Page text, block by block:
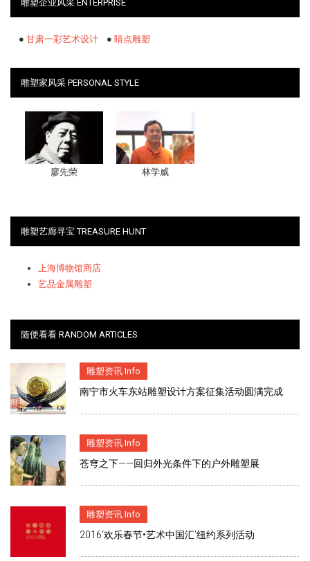
雕塑企业风采 ENTERPRISE
● 甘肃一彩艺术设计 ● 睛点雕塑
雕塑家风采 PERSONAL STYLE
廖先荣 林学威
雕塑艺廊寻宝 TREASURE HUNT
上海博物馆商店
艺品金属雕塑
随便看看 RANDOM ARTICLES
雕塑资讯 Info
南宁市火车东站雕塑设计方案征集活动圆满完成
雕塑资讯 Info
苍穹之下——回归外光条件下的户外雕塑展
雕塑资讯 Info
2016‘欢乐春节•艺术中国汇’纽约系列活动